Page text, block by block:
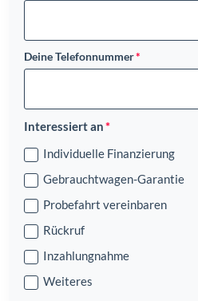
Deine Telefonnummer
Interessiert an
Individuelle Finanzierung
Gebrauchtwagen-Garantie
Probefahrt vereinbaren
Rückruf
Inzahlungnahme
Weiteres